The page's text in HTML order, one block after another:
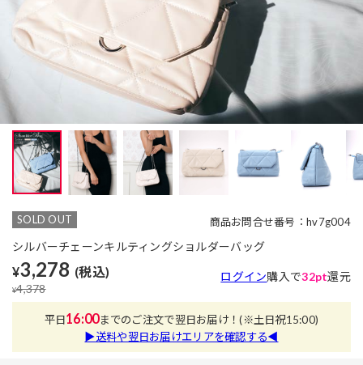
SOLD OUT 商品お問合せ番号：hv7g004
シルバーチェーンキルティングショルダーバッグ
¥3,278 (税込)
¥4,378
ログイン購入で32pt還元
平日16:00までのご注文で翌日お届け！(※土日祝15:00)
▶送料や翌日お届けエリアを確認する◀